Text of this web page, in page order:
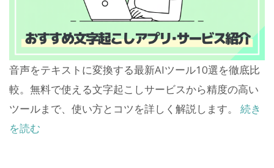
音声をテキストに変換する最新AIツール10選を徹底比
較。無料で使える文字起こしサービスから精度の高い
ツールまで、使い方とコツを詳しく解説します。 続き
を読む